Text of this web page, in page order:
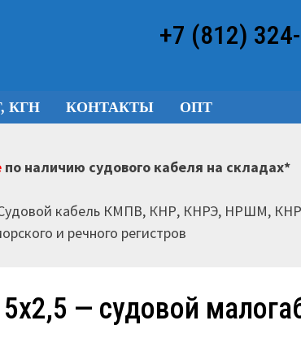
+7 (812)
КГН КОНТАКТЫ ОПТ
по наличию судового кабеля на складах*
кабель КМПВ, КНР, КНРЭ, НРШМ,
и речного регистров
— судовой